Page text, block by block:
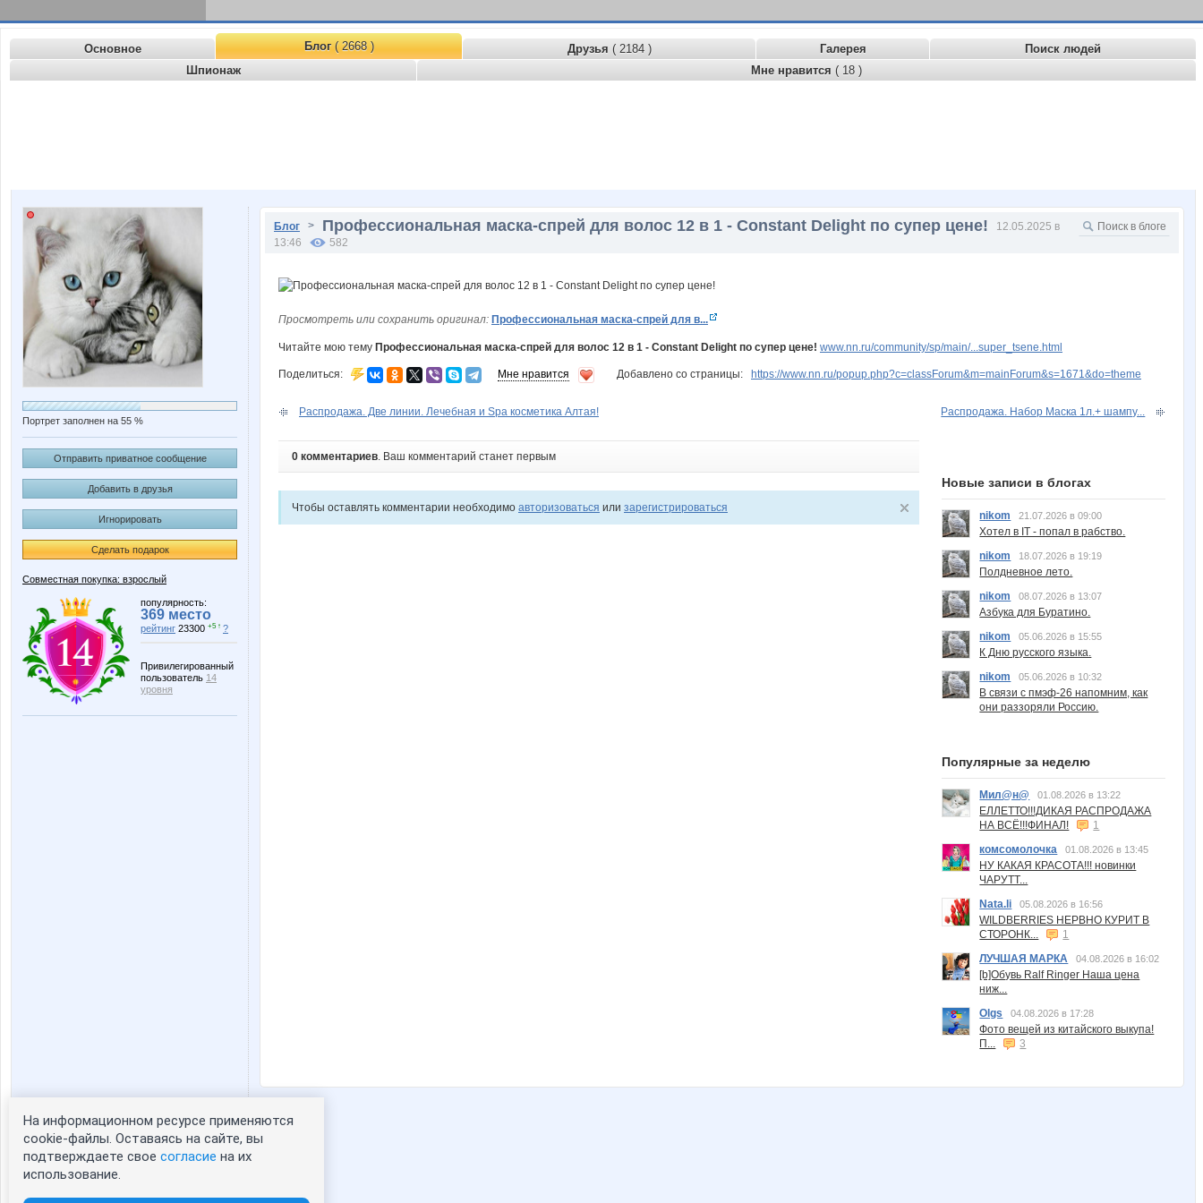
Основное Блог( 2668 ) Друзья ( 2184 ) Галерея
Поиск людей
Шпионаж
Мне нравится ( 18 )
Портрет заполнен на 55 %
Отправить приватное сообщение
Добавить в друзья
Игнорировать
Сделать подарок
Совместная покупка: взрослый
популярность:
369 место
рейтинг 23300 +5 ↑ ?
Привилегированный
пользователь 14
уровня
Статистика портрета:
сейчас просматривают портрет - 0
зарегистрированные пользователи
Блог > Профессиональная маска-спрей для волос 12 в 1 - Constant Delight по супер цене!
12.05.2025 в
13:46
582
Просмотреть или сохранить оригинал: Профессиональная маска-спрей для в...
Читайте мою тему Профессиональная маска-спрей для волос 12 в 1 - Constant Delight по супер цене! www.nn.ru/community/sp/main/...super_tsene.html
Поделиться: Мне нравится Добавлено со страницы: https://www.nn.ru/popup.php?c=classForum&m=mainForum&s=1671&do=theme
Распродажа. Две линии. Лечебная и Spa косметика Алтая! Распродажа. Набор Маска 1л.+ шампу...
0 комментариев. Ваш комментарий станет первым
Чтобы оставлять комментарии необходимо авторизоваться или зарегистрироваться
Новые записи в блогах
nikom 21.07.2026 в 09:00
Хотел в IT - попал в рабство.
nikom
18.07.2026 в 19:19
Полдневное лето.
nikom
08.07.2026 в 13:07
Азбука для Буратино.
nikom
05.06.2026 в 15:55
К Дню русского языка.
nikom
05.06.2026 в 10:32
В связи с пмэф-26 напомним, как
они раззоряли Россию.
Популярные за неделю
Мил@н@ 01.08.2026 в 13:22
ЕЛЛЕТТО!!!ДИКАЯ РАСПРОДАЖА
НА ВСЁ!!!ФИНАЛ!
1
комсомолочка
01.08.2026 в 13:45
НУ КАКАЯ КРАСОТА!!! новинки
ЧАРУТТ...
Nata.li
05.08.2026 в 16:56
WILDBERRIES НЕРВНО КУРИТ В
СТОРОНК...
1
ЛУЧШАЯ МАРКА
04.08.2026 в 16:02
[b]Обувь Ralf Ringer Наша цена
ниж...
Olgs
04.08.2026 в 17:28
Фото вещей из китайского выкупа!
П...
3
На информационном ресурсе применяются
cookie-файлы. Оставаясь на сайте, вы
подтверждаете свое согласие на их
использование.